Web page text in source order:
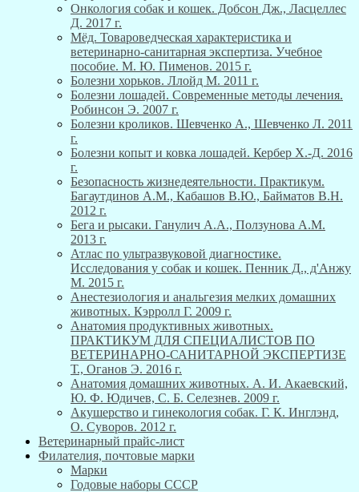
Онкология собак и кошек. Добсон Дж., Ласцеллес
Д. 2017 г.
Мёд. Товароведческая характеристика и
ветеринарно-санитарная экспертиза. Учебное
пособие. М. Ю. Пименов. 2015 г.
Болезни хорьков. Ллойд М. 2011 г.
Болезни лошадей. Современные методы лечения.
Робинсон Э. 2007 г.
Болезни кроликов. Шевченко А., Шевченко Л. 2011
г.
Болезни копыт и ковка лошадей. Кербер Х.-Д. 2016
г.
Безопасность жизнедеятельности. Практикум.
Багаутдинов А.М., Кабашов В.Ю., Байматов В.Н.
2012 г.
Бега и рысаки. Ганулич А.А., Ползунова А.М.
2013 г.
Атлас по ультразвуковой диагностике.
Исследования у собак и кошек. Пенник Д., д'Анжу
М. 2015 г.
Анестезиология и анальгезия мелких домашних
животных. Кэрролл Г. 2009 г.
Анатомия продуктивных животных.
ПРАКТИКУМ ДЛЯ СПЕЦИАЛИСТОВ ПО
ВЕТЕРИНАРНО-САНИТАРНОЙ ЭКСПЕРТИЗЕ
Т., Оганов Э. 2016 г.
Анатомия домашних животных. А. И. Акаевский,
Ю. Ф. Юдичев, С. Б. Селезнев. 2009 г.
Акушерство и гинекология собак. Г. К. Инглэнд,
О. Суворов. 2012 г.
Ветеринарный прайс-лист
Филателия, почтовые марки
Марки
Годовые наборы СССР